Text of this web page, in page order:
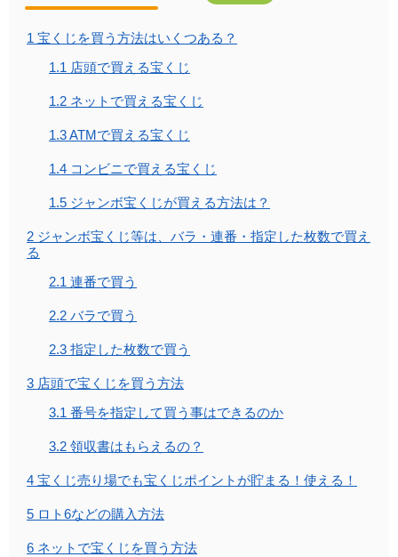
1 宝くじを買う方法はいくつある？
1.1 店頭で買える宝くじ
1.2 ネットで買える宝くじ
1.3ATMで買える宝くじ
1.4 コンビニで買える宝くじ
1.5 ジャンボ宝くじが買える方法は？
2 ジャンボ宝くじ等は、バラ・連番・指定した枚数で買え
る
2.1 連番で買う
2.2 バラで買う
2.3 指定した枚数で買う
3 店頭で宝くじを買う方法
3.1 番号を指定して買う事はできるのか
3.2 領収書はもらえるの？
4 宝くじ売り場でも宝くじポイントが貯まる！使える！
5 ロト6などの購入方法
6 ネットで宝くじを買う方法